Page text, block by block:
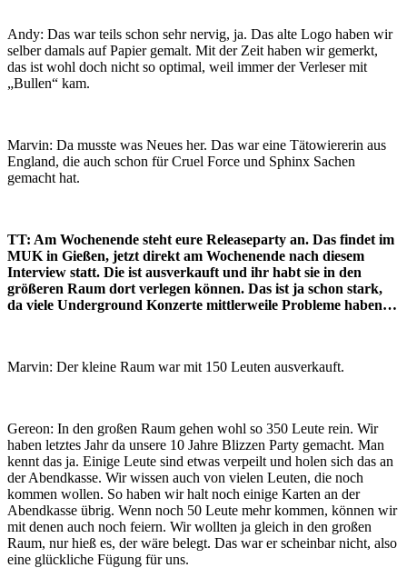
Andy: Das war teils schon sehr nervig, ja. Das alte Logo haben wir
selber damals auf Papier gemalt. Mit der Zeit haben wir gemerkt,
das ist wohl doch nicht so optimal, weil immer der Verleser mit
„Bullen“ kam.
Marvin: Da musste was Neues her. Das war eine Tätowiererin aus
England, die auch schon für Cruel Force und Sphinx Sachen
gemacht hat.
TT: Am Wochenende steht eure Releaseparty an. Das findet im
MUK in Gießen, jetzt direkt am Wochenende nach diesem
Interview statt. Die ist ausverkauft und ihr habt sie in den
größeren Raum dort verlegen können. Das ist ja schon stark,
da viele Underground Konzerte mittlerweile Probleme haben…
Marvin: Der kleine Raum war mit 150 Leuten ausverkauft.
Gereon: In den großen Raum gehen wohl so 350 Leute rein. Wir
haben letztes Jahr da unsere 10 Jahre Blizzen Party gemacht. Man
kennt das ja. Einige Leute sind etwas verpeilt und holen sich das an
der Abendkasse. Wir wissen auch von vielen Leuten, die noch
kommen wollen. So haben wir halt noch einige Karten an der
Abendkasse übrig. Wenn noch 50 Leute mehr kommen, können wir
mit denen auch noch feiern. Wir wollten ja gleich in den großen
Raum, nur hieß es, der wäre belegt. Das war er scheinbar nicht, also
eine glückliche Fügung für uns.